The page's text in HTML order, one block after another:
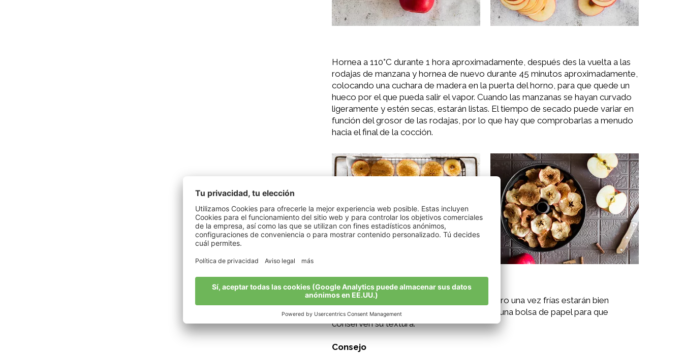
Hornea a 110°C durante 1 hora aproximadamente, después des la vuelta a las
rodajas de manzana y hornea de nuevo durante 45 minutos aproximadamente,
colocando una cuchara de madera en la puerta del horno, para que quede un
hueco por el que pueda salir el vapor. Cuando las manzanas se hayan curvado
ligeramente y estén secas, estarán listas. El tiempo de secado puede variar en
función del grosor de las rodajas, por lo que hay que comprobarlas a menudo
hacia el final de la cocción.
Al principio aún estarán un poco blandas, pero una vez frías estarán bien
crujientes. Guarda los chips de manzana en una bolsa de papel para que
conserven su textura.
Consejo